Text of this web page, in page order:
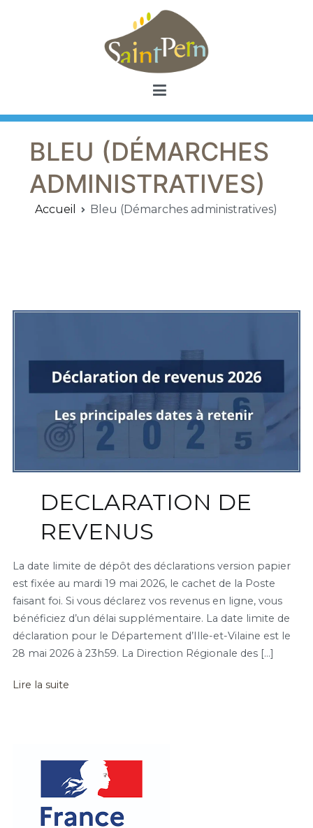
Saint Pern
Commune de Saint Pern
BLEU (DÉMARCHES
ADMINISTRATIVES)
Accueil Bleu (Démarches administratives)
DECLARATION DE
REVENUS
La date limite de dépôt des déclarations version papier
est fixée au mardi 19 mai 2026, le cachet de la Poste
faisant foi. Si vous déclarez vos revenus en ligne, vous
bénéficiez d’un délai supplémentaire. La date limite de
déclaration pour le Département d’Ille-et-Vilaine est le
28 mai 2026 à 23h59. La Direction Régionale des […]
Lire la suite